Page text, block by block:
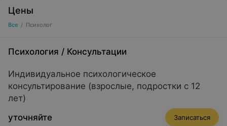
Цены
Все / Психолог
Психология / Консультации
Индивидуальное психологическое
консультирование (взрослые, подростки с 12
лет)
уточняйте
Записаться